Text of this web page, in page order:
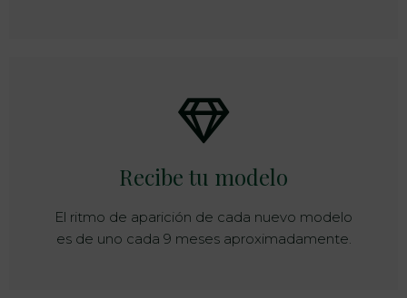
Recibe tu modelo
El ritmo de aparición de cada nuevo modelo
es de uno cada 9 meses aproximadamente.